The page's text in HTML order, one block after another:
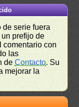
de serie fuera
prefijo de
comentario con
las
deContacto. Su
mejorar la